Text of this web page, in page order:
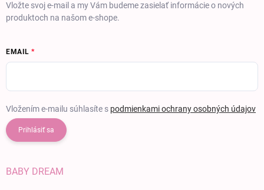
Vložte svoj e-mail a my Vám budeme zasielať informácie o nových
produktoch na našom e-shope.
EMAIL
Vložením e-mailu súhlasíte s podmienkami ochrany osobných údajov
Prihlásiť sa
BABY DREAM